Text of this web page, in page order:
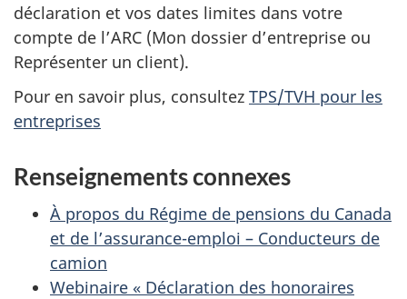
déclaration et vos dates limites dans votre
compte de l’ARC (Mon dossier d’entreprise ou
Représenter un client).
Pour en savoir plus, consultez TPS/TVH pour les
entreprises
Renseignements connexes
À propos du Régime de pensions du Canada
et de l’assurance-emploi – Conducteurs de
camion
Webinaire « Déclaration des honoraires